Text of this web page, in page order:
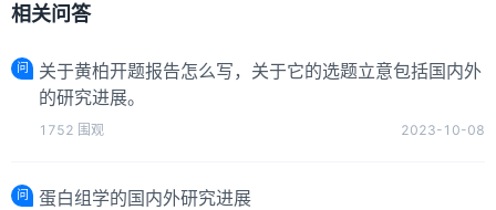
相关问答
问
关于黄柏开题报告怎么写，关于它的选题立意包括国内外
的研究进展。
1752 围观 2023-10-08
问 蛋白组学的国内外研究进展